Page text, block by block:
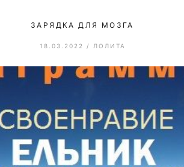
ЗАРЯДКА ДЛЯ МОЗГА
18.03.2022 / ЛОЛИТА